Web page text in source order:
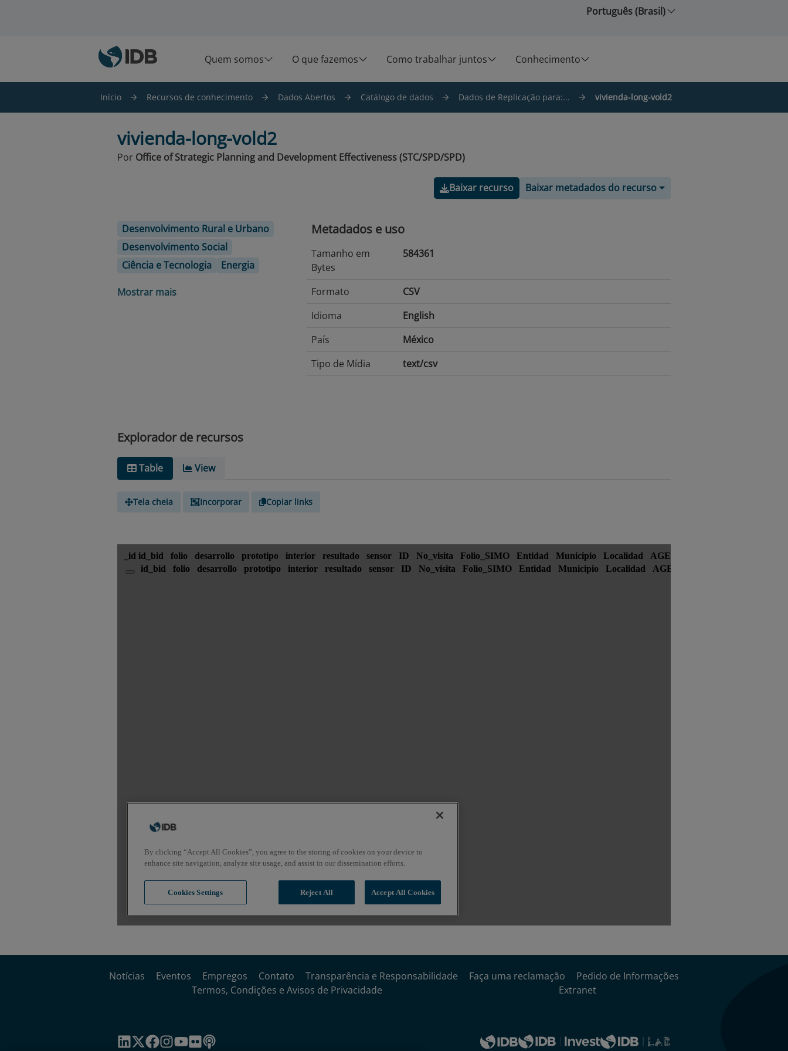
Português (Brasil)
Quem somos O que fazemos Como trabalhar juntos Conhecimento
Início Recursos de conhecimento Dados Abertos Catálogo de dados Dados de Replicação para:... vivienda-long-vold2
vivienda-long-vold2
Por Office of Strategic Planning and Development Effectiveness (STC/SPD/SPD)
Baixar recurso Baixar metadados do recurso
Desenvolvimento Rural e Urbano
Desenvolvimento Social
Ciência e Tecnologia
Energia
Mostrar mais
Metadados e uso
Tamanho em
Bytes
584361
Formato
CSV
Idioma
English
País
México
Tipo de Mídia
text/csv
Explorador de recursos
Table View
Tela cheia Incorporar Copiar links
Notícias Eventos Empregos Contato Transparência e Responsabilidade Faça uma reclamação
Pedido de Informações
Termos, Condições e Avisos de Privacidade
Extranet